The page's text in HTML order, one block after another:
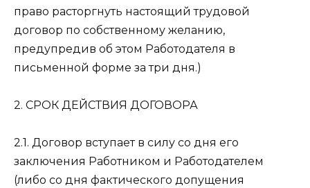
право расторгнуть настоящий трудовой
договор по собственному желанию,
предупредив об этом Работодателя в
письменной форме за три дня.)
2. СРОК ДЕЙСТВИЯ ДОГОВОРА
2.1. Договор вступает в силу со дня его
заключения Работником и Работодателем
(либо со дня фактического допущения